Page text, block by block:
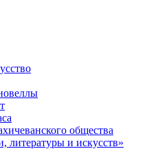
общества
литературы и искусств»